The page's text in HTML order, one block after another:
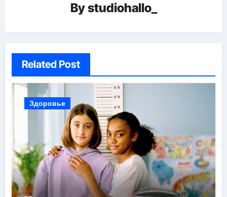
Bystudiohallo_
Related Post
Здоровье